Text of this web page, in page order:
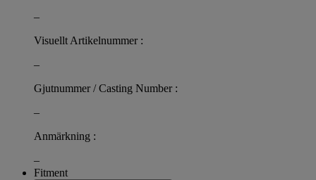
–
Visuellt Artikelnummer :
–
Gjutnummer / Casting Number :
–
Anmärkning :
–
Fitment